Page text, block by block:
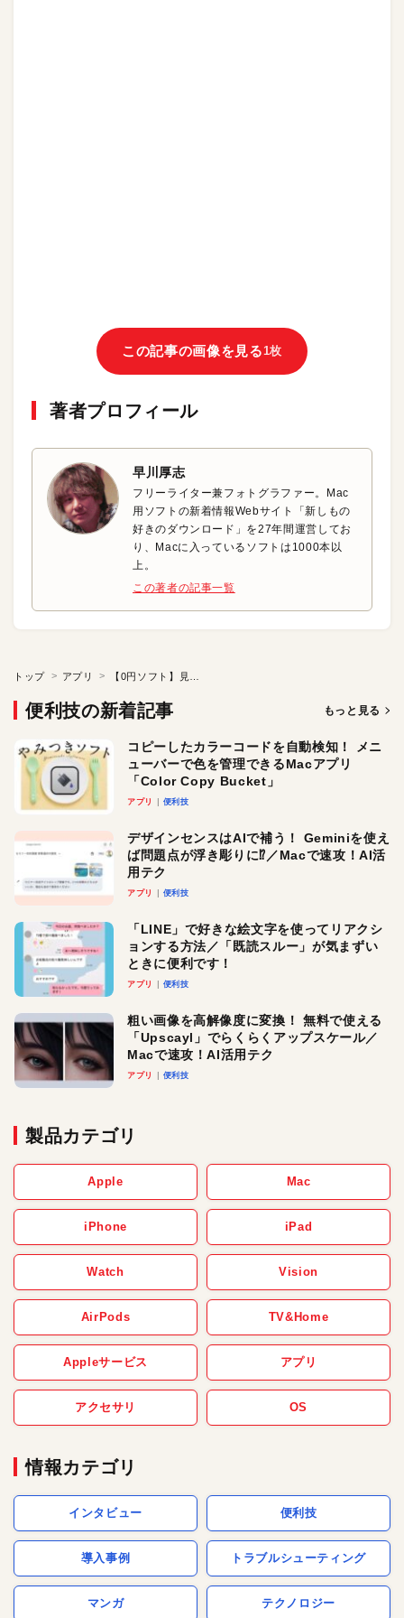
この記事の画像を見る 1枚
著者プロフィール
早川厚志
フリーライター兼フォトグラファー。Mac
用ソフトの新着情報Webサイト「新しもの
好きのダウンロード」を27年間運営してお
り、Macに入っているソフトは1000本以
上。
この著者の記事一覧
トップ アプリ
便利技の新着記事 もっと見る
コピーしたカラーコードを自動検知！ メニ
ューバーで色を管理できるMacアプリ
「Color Copy Bucket」
アプリ 便利技
デザインセンスはAIで補う！ Geminiを使え
ば問題点が浮き彫りに⁉︎／Macで速攻！AI活
用テク
アプリ 便利技
「LINE」で好きな絵文字を使ってリアクシ
ョンする方法／「既読スルー」が気まずい
ときに便利です！
アプリ 便利技
粗い画像を高解像度に変換！ 無料で使える
「Upscayl」でらくらくアップスケール／
Macで速攻！AI活用テク
アプリ 便利技
製品カテゴリ
Apple Mac
iPhone iPad
Watch Vision
AirPods TV&Home
Appleサービス アプリ
アクセサリ OS
情報カテゴリ
インタビュー 便利技
導入事例 トラブルシューティング
マンガ テクノロジー